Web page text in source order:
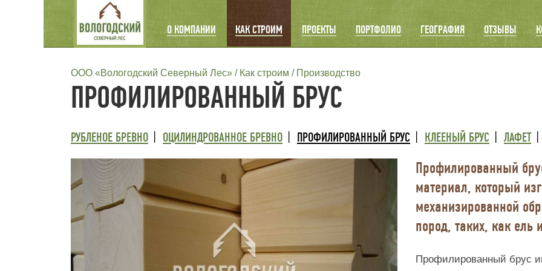
MAIN
NAVIGATION
О КОМПАНИИ КАК СТРОИМ ПРОЕКТЫ ПОРТФОЛИО ГЕОГРАФИЯ ОТЗЫВЫ
СТРОКА
НАВИГАЦИИ
ООО «Вологодский Северный Лес» Как строим Производство
ПРОФИЛИРОВАННЫЙ БРУС
ТРЕТИЙ
УРОВЕНЬ
МЕНЮ
РУБЛЕНОЕ БРЕВНО ОЦИЛИНДРОВАННОЕ БРЕВНО ПРОФИЛИРОВАННЫЙ БРУС КЛЕЕНЫЙ БРУС ЛАФЕТ
Профилированный
материал, который
механизированной
пород, таких, как ель
Профилированный брус